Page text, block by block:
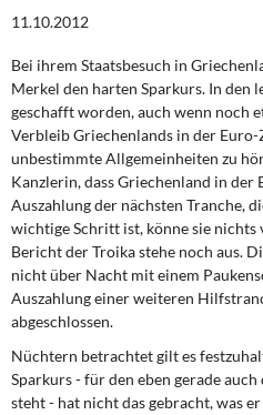
Themen
Leitlinien linker Wirtschafts-
Wirtschaftspolitik
Steuer- und Finanzpolitik
Öffentliche Infrastruktur und
Eurokrise und Griechenland
DIE LINKE
Weitere Themen
11.10.2012
Bei ihrem Staatsbesuch in
Merkel den harten Sparkurs. In den
geschafft worden, auch wenn noch
Verbleib Griechenlands in der
unbestimmte Allgemeinheiten zu
Kanzlerin, dass Griechenland in
Auszahlung der nächsten Tranche,
wichtige Schritt ist, könne sie nichts
Bericht der Troika stehe noch aus.
nicht über Nacht mit einem
Auszahlung einer weiteren
abgeschlossen.
Nüchtern betrachtet gilt es
Sparkurs - für den eben gerade
steht - hat nicht das gebracht, was